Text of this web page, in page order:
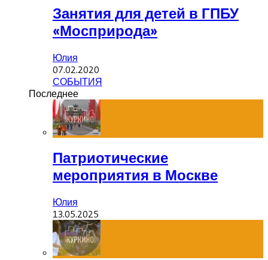
Занятия для детей в ГПБУ
«Мосприрода»
Юлия
07.02.2020
СОБЫТИЯ
Последнее
Патриотические
мероприятия в Москве
Юлия
13.05.2025